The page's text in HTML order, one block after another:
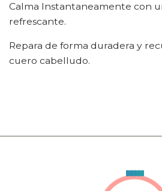
Calma Instantaneamente con
refrescante.
Repara de forma duradera y
cuero cabelludo.